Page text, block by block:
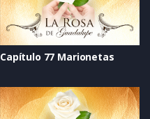
Capítulo 77 Marionetas